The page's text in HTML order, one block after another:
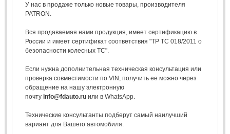
У нас в продаже только новые товары, производителя
PATRON.
Вся продаваемая нами продукция, имеет сертификацию в
России и имеет сертификат соответствия "ТР ТС 018/2011 о
безопасности колесных ТС".
Если нужна дополнительная техническая консультация или
проверка совместимости по VIN, получить ее можно через
обращение на нашу электронную
почту info@fdauto.ruили в WhatsApp.
Технические консультанты подберут самый наилучший
вариант для Вашего автомобиля.